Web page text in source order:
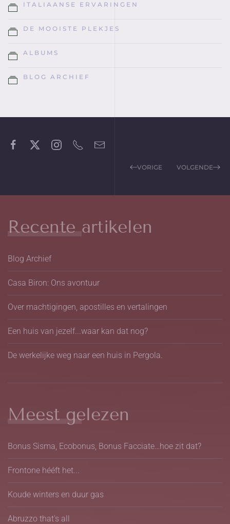
ITALIAANSE ERVARINGEN
DE MOOISTE PLEKJES
ALBUMS
BLOG ARCHIEF
VORIGE VOLGENDE
Recente artikelen
Blog Archief
Casa Biron: Ons avontuur
Over machtigingen, apostilles en vertalingen
Een huis van jezelf...waar kan dat nog?
De werkelijke weg naar een huis in Pergola.
Meest gelezen
Bonus Sisma, Ecobonus, Bonus Facciate…hoe zit dat?
Frontone hééft het...
Koude winters en duur gas
Abruzzo that's all